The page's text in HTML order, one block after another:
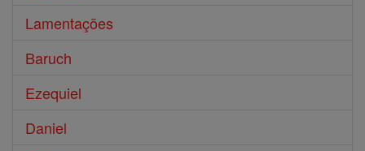
Lamentações
Baruch
Ezequiel
Daniel